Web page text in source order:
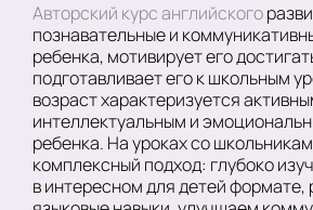
Авторский курс английского
познавательные и
ребенка, мотивирует его
подготавливает его к школьным
возраст характеризуется
интеллектуальным и
ребенка. На уроках со
комплексный подход: глубоко
в интересном для детей формате,